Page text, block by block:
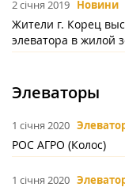
2 січня 2019 Новини
Жители г. Корец
элеватора в жилой
Элеваторы
1 січня 2020
РОС АГРО (Колос)
1 січня 2020